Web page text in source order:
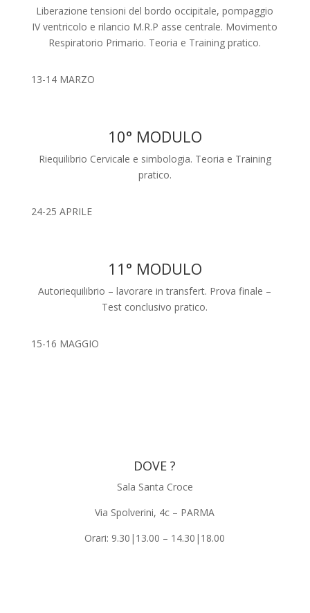
Liberazione tensioni del bordo occipitale, pompaggio
IV ventricolo e rilancio M.R.P asse centrale. Movimento
Respiratorio Primario. Teoria e Training pratico.
13-14 MARZO
10° MODULO
Riequilibrio Cervicale e simbologia. Teoria e Training
pratico.
24-25 APRILE
11° MODULO
Autoriequilibrio – lavorare in transfert. Prova finale –
Test conclusivo pratico.
15-16 MAGGIO
DOVE ?
Sala Santa Croce
Via Spolverini, 4c – PARMA
Orari: 9.30|13.00 – 14.30|18.00